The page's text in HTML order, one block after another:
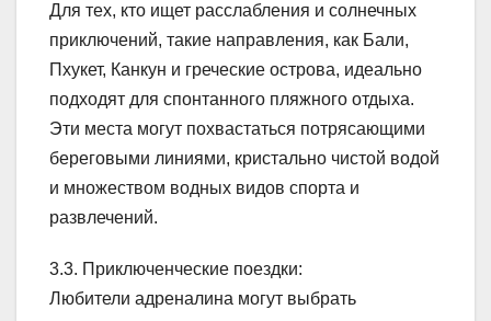
Для тех, кто ищет расслабления и солнечных
приключений, такие направления, как Бали,
Пхукет, Канкун и греческие острова, идеально
подходят для спонтанного пляжного отдыха.
Эти места могут похвастаться потрясающими
береговыми линиями, кристально чистой водой
и множеством водных видов спорта и
развлечений.
3.3. Приключенческие поездки:
Любители адреналина могут выбрать